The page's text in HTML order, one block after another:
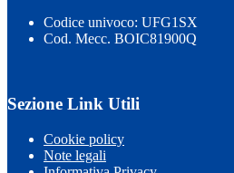
Codice univoco: UFG1SX
Cod. Mecc. BOIC81900Q
Sezione Link Utili
Cookie policy
Note legali